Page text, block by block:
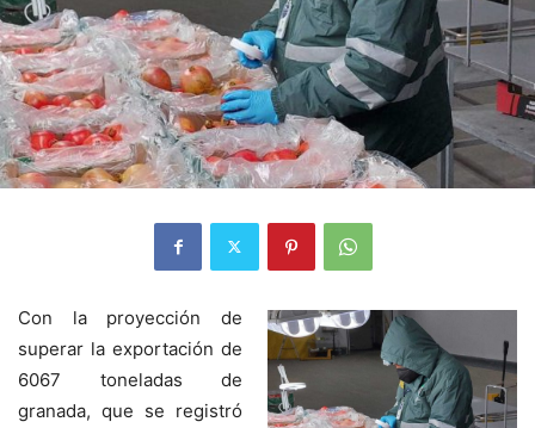
Con la proyección de
superar la exportación de
6067 toneladas de
granada, que se registró